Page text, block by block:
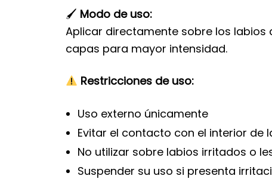
🖌 Modo de uso:
Aplicar directamente sobre los
capas para mayor intensidad.
Restricciones de uso:
Uso externo únicamente
Evitar el contacto con el interior de
No utilizar sobre labios irritados o
Suspender su uso si presenta